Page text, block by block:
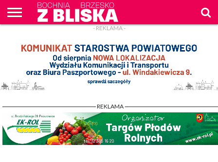
WPROST
REKLAM
- REKLAMA -
- REKLAMA -